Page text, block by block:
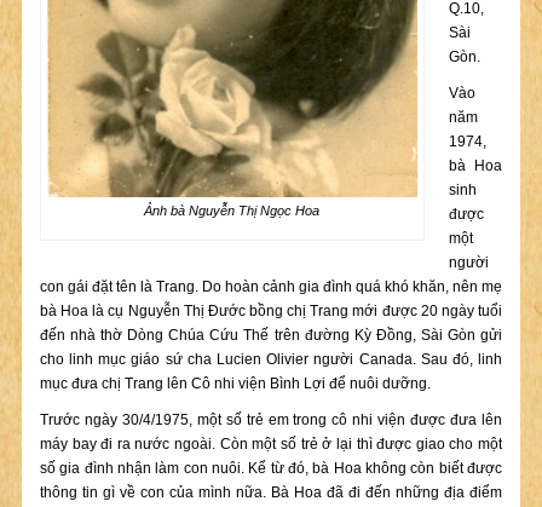
Ảnh bà Nguyễn Thị Ngọc Hoa
Q.10,
Sài
Gòn.
Vào
năm
1974,
bà Hoa
sinh
được
một
người
con gái đặt tên là Trang. Do hoàn cảnh gia đình quá khó khăn, nên mẹ
bà Hoa là cụ Nguyễn Thị Đước bồng chị Trang mới được 20 ngày tuổi
đến nhà thờ Dòng Chúa Cứu Thế trên đường Kỳ Đồng, Sài Gòn gửi
cho linh mục giáo sứ cha Lucien Olivier người Canada. Sau đó, linh
mục đưa chị Trang lên Cô nhi viện Bình Lợi để nuôi dưỡng.
Trước ngày 30/4/1975, một số trẻ em trong cô nhi viện được đưa lên
máy bay đi ra nước ngoài. Còn một số trẻ ở lại thì được giao cho một
số gia đình nhận làm con nuôi. Kể từ đó, bà Hoa không còn biết được
thông tin gì về con của mình nữa. Bà Hoa đã đi đến những địa điểm